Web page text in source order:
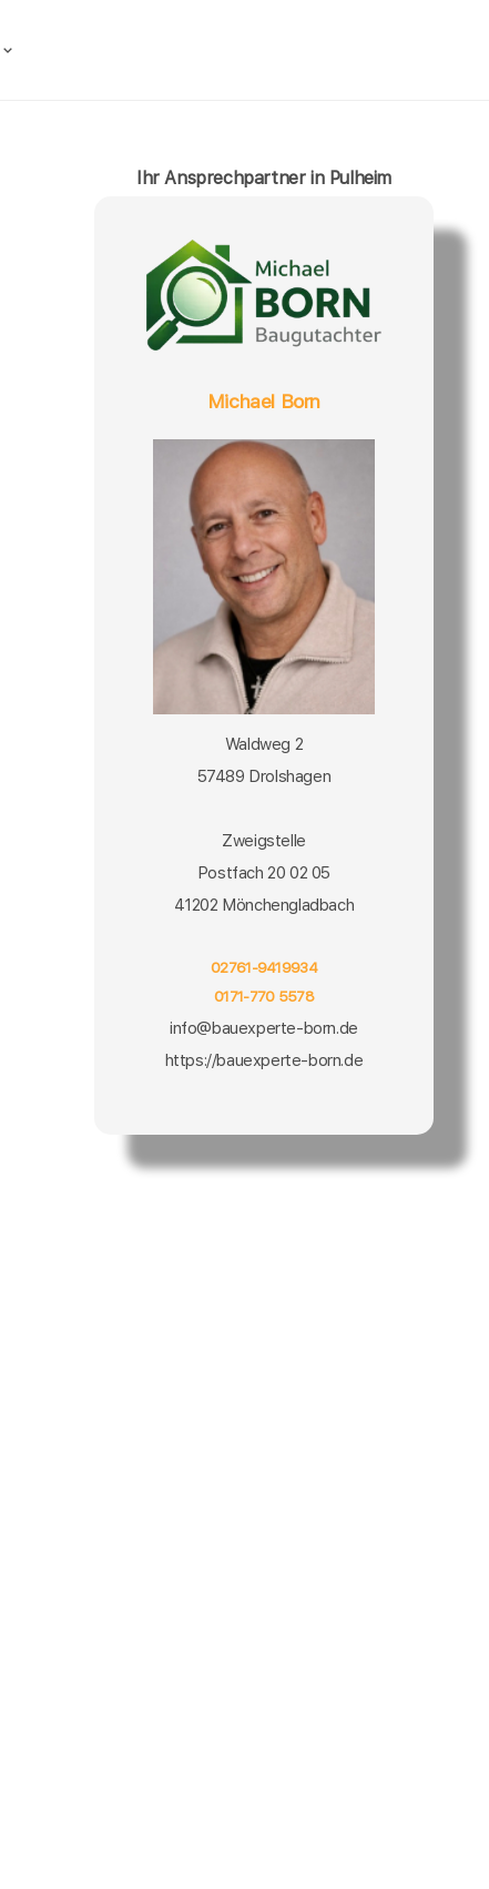
Ihr Ansprechpartner in Pulheim
Michael Born
Waldweg 2
57489 Drolshagen
Zweigstelle
Postfach 20 02 05
41202 Mönchengladbach
02761-9419934
0171-770 5578
info@bauexperte-born.de
https://bauexperte-born.de